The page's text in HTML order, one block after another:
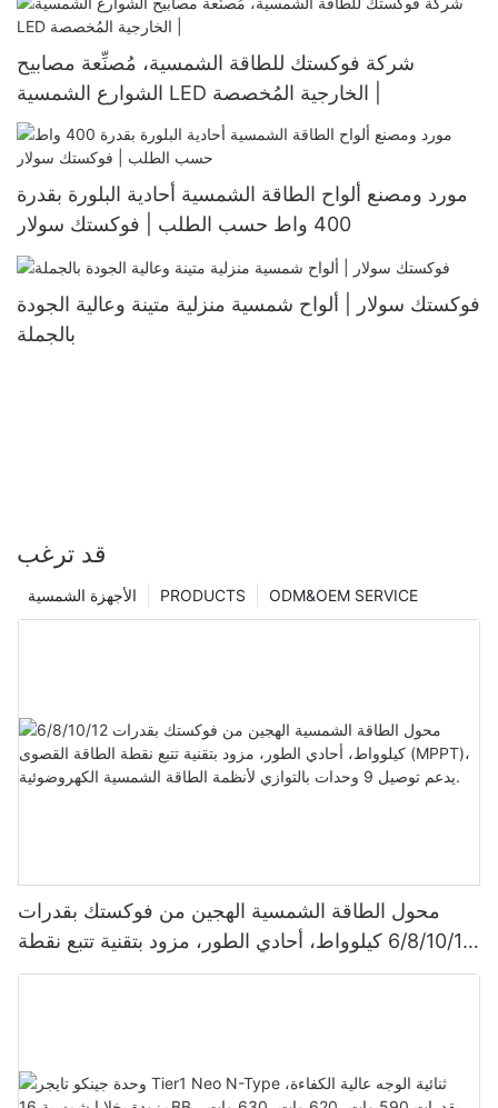
شركة فوكستك للطاقة الشمسية، مُصنِّعة مصابيح
مورد ومصنع ألواح الطاقة الشمسية أحادية البلورة بقدرة
400 واط حسب الطلب | فوكستك سولار
فوكستك سولار | ألواح شمسية منزلية متينة وعالية الجودة
بالجملة
قد ترغب
ODM&OEM SERVICE
PRODUCTS الأجهزة الشمسية
محول الطاقة الشمسية الهجين من فوكستك بقدرات
6/8/10/12 كيلوواط، أحادي الطور، مزود بتقنية تتبع نقطة
الطاقة القصوى (MPPT)، يدعم توصيل 9 وحدات بالتوازي